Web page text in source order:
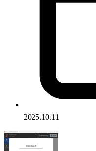
2025.10.11